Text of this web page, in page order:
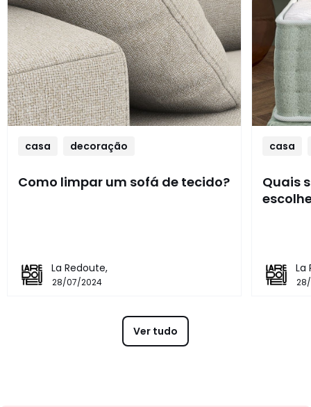
casa decoração
Como limpar um sofá de tecido?
La Redoute,
28/07/2024
casa
Quais
La
Ver tudo